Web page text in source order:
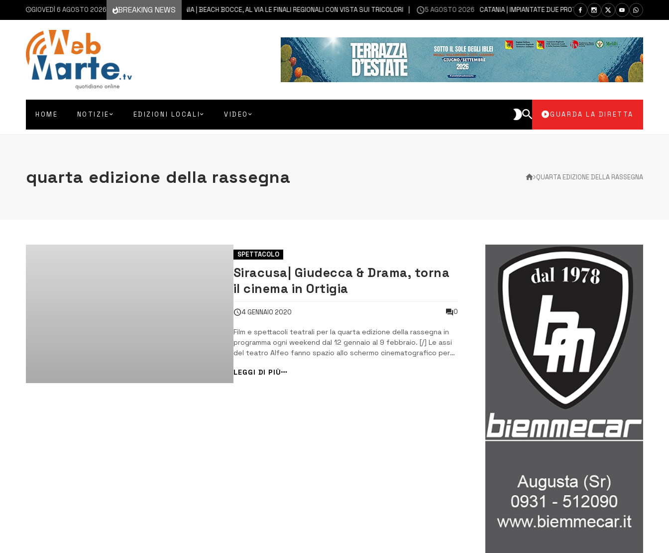
GIOVEDÌ 6 AGOSTO 2026 BREAKING NEWS
5 AGOSTO 2026 CATANIA | BEACH BOCCE, AL VIA LE FINALI REGIONALI CON VISTA SUI TRICOLORI 5 AGOSTO 2026 CATANIA | IMPIANTATE DUE PROTESI IN UN UNICO INTERVENTO A
HOME NOTIZIE EDIZIONI LOCALI VIDEO GUARDA LA DIRETTA
QUARTA EDIZIONE DELLA RASSEGNA
quarta edizione della rassegna
SPETTACOLO
Siracusa| Giudecca & Drama, torna
il cinema in Ortigia
4 GENNAIO 2020 0
Film e spettacoli teatrali per la quarta edizione della rassegna in
programma ogni weekend dal 12 gennaio al 9 febbraio. [/] Le assi
del teatro Alfeo fanno spazio allo schermo cinematografico per
“Giudecca & Drama”, la rassegna nata da un’idea di Alfredo
Mauceri della compag...
LEGGI DI PIÙ